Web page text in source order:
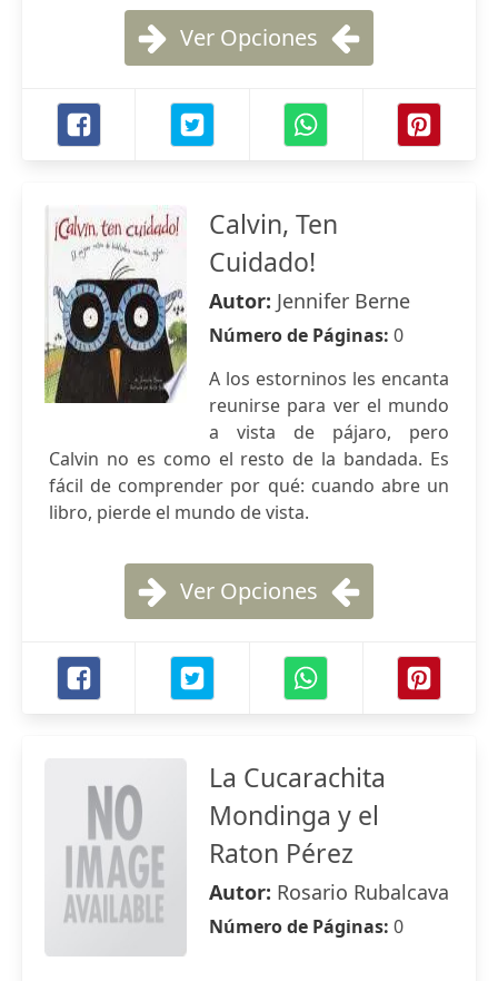
Ver Opciones
Calvin, Ten
Cuidado!
Autor: Jennifer Berne
Número de Páginas: 0
A los estorninos les encanta
reunirse para ver el mundo
a vista de pájaro, pero
Calvin no es como el resto de la bandada. Es
fácil de comprender por qué: cuando abre un
libro, pierde el mundo de vista.
Ver Opciones
La Cucarachita
Mondinga y el
Raton Pérez
Autor: Rosario Rubalcava
Número de Páginas: 0